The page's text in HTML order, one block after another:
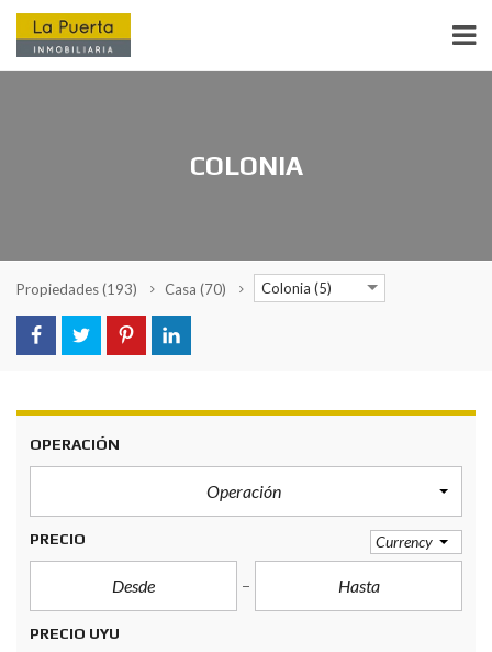
COLONIA
Propiedades(193) Casa (70) Colonia (5)
OPERACIÓN
Operación
PRECIO Currency
PRECIO UYU